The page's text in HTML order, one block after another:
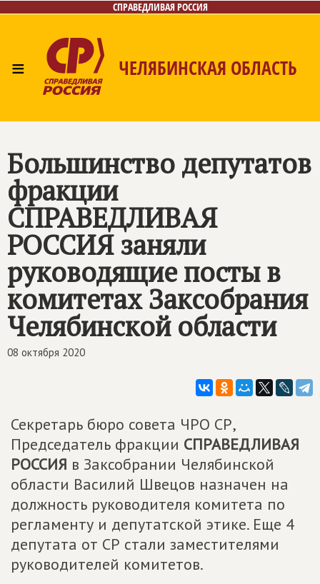
СПРАВЕДЛИВАЯ РОССИЯ
≡ ЧЕЛЯБИНСКАЯ ОБЛАСТЬ
Большинство депутатов
фракции
СПРАВЕДЛИВАЯ
РОССИЯзаняли
руководящие посты в
комитетах Заксобрания
Челябинской области
08 октября 2020
Секретарь бюро совета ЧРО СР,
Председатель фракции СПРАВЕДЛИВАЯ
РОССИЯ в Заксобрании Челябинской
области Василий Швецов назначен на
должность руководителя комитета по
регламенту и депутатской этике. Еще 4
депутата от СР стали заместителями
руководителей комитетов.